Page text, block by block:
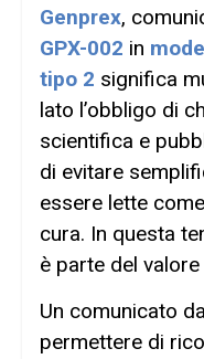
Genprex,
GPX-002 in
tipo 2 significa
lato l’obbligo di
scientifica e
di evitare
essere lette
cura. In questa
è parte del
Un comunicato
permettere di